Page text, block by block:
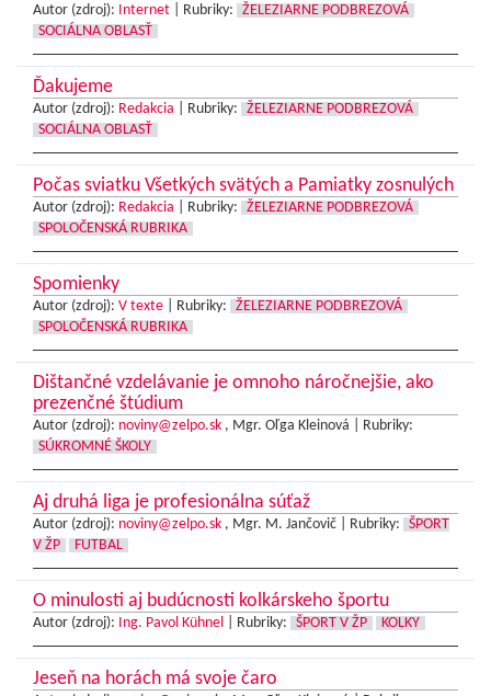
Autor (zdroj): Internet Rubriky:
ŽELEZIARNE PODBREZOVÁ
SOCIÁLNA OBLASŤ
Ďakujeme
Autor (zdroj): Redakcia Rubriky:
ŽELEZIARNE PODBREZOVÁ
SOCIÁLNA OBLASŤ
Počas sviatku Všetkých svätých a Pamiatky zosnulých
Autor (zdroj): Redakcia Rubriky:
ŽELEZIARNE PODBREZOVÁ
SPOLOČENSKÁ RUBRIKA
Spomienky
Autor (zdroj): V texte Rubriky:
ŽELEZIARNE PODBREZOVÁ
SPOLOČENSKÁ RUBRIKA
Dištančné vzdelávanie je omnoho náročnejšie, ako
prezenčné štúdium
Autor (zdroj): noviny@zelpo.sk , Mgr. Oľga Kleinová |
Rubriky:
SÚKROMNÉ ŠKOLY
Aj druhá liga je profesionálna súťaž
Autor (zdroj): noviny@zelpo.sk , Mgr. M. Jančovič | Rubriky:
ŠPORT
V ŽP
FUTBAL
O minulosti aj budúcnosti kolkárskeho športu
Autor (zdroj): Ing. Pavol Kühnel Rubriky: ŠPORT V ŽP KOLKY
Jeseň na horách má svoje čaro